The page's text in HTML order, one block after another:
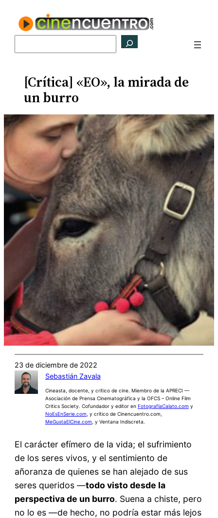
contenido
[Crítica] «EO», la mirada de
un burro
23 de diciembre de 2022
Sebastián Zavala
Cineasta, docente, y crítico de cine. Miembro de la APRECI —
Asociación de Prensa Cinematográfica y la OFCS – Online Film
Critics Society. Cofundador y editor en FotografíaCalato.com y
NoEsEnSerie.com , y crítico de Cinencuentro.com,
MeGustaElCine.com , y Ventana Indiscreta.
El carácter efímero de la vida; el sufrimiento
de los seres vivos, y el sentimiento de
añoranza de quienes se han alejado de sus
seres queridos —todo visto desde la
perspectiva de un burro. Suena a chiste, pero
no lo es —de hecho, no podría estar más lejos